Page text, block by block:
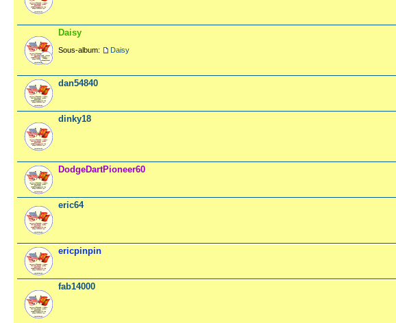
Daisy
Sous-album: Daisy
dan54840
dinky18
DodgeDartPioneer60
eric64
ericpinpin
fab14000